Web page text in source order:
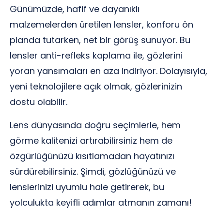
Günümüzde, hafif ve dayanıklı
malzemelerden üretilen lensler, konforu ön
planda tutarken, net bir görüş sunuyor. Bu
lensler anti-refleks kaplama ile, gözlerini
yoran yansımaları en aza indiriyor. Dolayısıyla,
yeni teknolojilere açık olmak, gözlerinizin
dostu olabilir.
Lens dünyasında doğru seçimlerle, hem
görme kalitenizi artırabilirsiniz hem de
özgürlüğünüzü kısıtlamadan hayatınızı
sürdürebilirsiniz. Şimdi, gözlüğünüzü ve
lenslerinizi uyumlu hale getirerek, bu
yolculukta keyifli adımlar atmanın zamanı!